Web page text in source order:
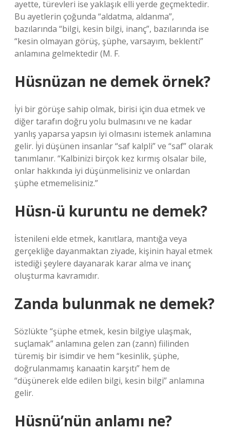
ayette, türevleri ise yaklaşık elli yerde geçmektedir.
Bu ayetlerin çoğunda “aldatma, aldanma”,
bazılarında “bilgi, kesin bilgi, inanç”, bazılarında ise
“kesin olmayan görüş, şüphe, varsayım, beklenti”
anlamına gelmektedir (M. F.
Hüsnüzan ne demek örnek?
İyi bir görüşe sahip olmak, birisi için dua etmek ve
diğer tarafın doğru yolu bulmasını ve ne kadar
yanlış yaparsa yapsın iyi olmasını istemek anlamına
gelir. İyi düşünen insanlar “saf kalpli” ve “saf” olarak
tanımlanır. “Kalbinizi birçok kez kırmış olsalar bile,
onlar hakkında iyi düşünmelisiniz ve onlardan
şüphe etmemelisiniz.”
Hüsn-ü kuruntu ne demek?
İstenileni elde etmek, kanıtlara, mantığa veya
gerçekliğe dayanmaktan ziyade, kişinin hayal etmek
istediği şeylere dayanarak karar alma ve inanç
oluşturma kavramıdır.
Zanda bulunmak ne demek?
Sözlükte “şüphe etmek, kesin bilgiye ulaşmak,
suçlamak” anlamına gelen zan (zann) fiilinden
türemiş bir isimdir ve hem “kesinlik, şüphe,
doğrulanmamış kanaatin karşıtı” hem de
“düşünerek elde edilen bilgi, kesin bilgi” anlamına
gelir.
Hüsnü’nün anlamı ne?